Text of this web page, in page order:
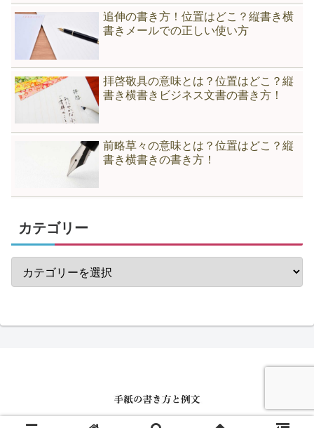
追伸の書き方！位置はどこ？縦書き横
書きメールでの正しい使い方
拝啓敬具の意味とは？位置はどこ？縦
書き横書きビジネス文書の書き方！
前略草々の意味とは？位置はどこ？縦
書き横書きの書き方！
カテゴリー